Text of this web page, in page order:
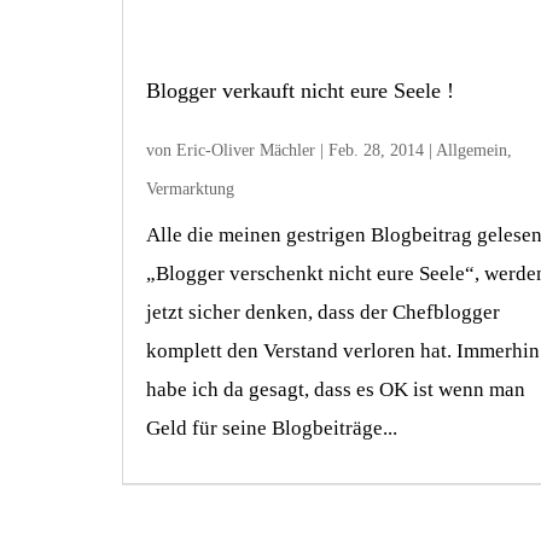
Blogger verkauft nicht eure Seele !
von Eric-Oliver Mächler| Feb. 28, 2014| Allgemein,
Vermarktung
Alle die meinen gestrigen Blogbeitrag
„Blogger verschenkt nicht eure Seele“,
jetzt sicher denken, dass der Chefblogger
komplett den Verstand verloren hat. Immerhin
habe ich da gesagt, dass es OK ist wenn man
Geld für seine Blogbeiträge...